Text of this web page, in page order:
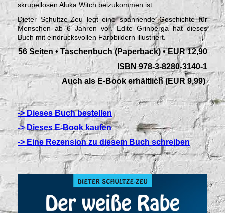
skrupellosen Aluka Witch beizukommen ist …
Dieter Schultze-Zeu legt eine spannende Geschichte für
Menschen ab 6 Jahren vor. Edite Grinberga hat dieses
Buch mit eindrucksvollen Farbbildern illustriert.
56 Seiten • Taschenbuch (Paperback) • EUR 12,90
ISBN 978-3-8280-3140-1
Auch als E-Book erhältlich (EUR 9,99)
-> Dieses Buch bestellen
-> Dieses E-Book kaufen
-> Eine Rezension zu diesem Buch schreiben